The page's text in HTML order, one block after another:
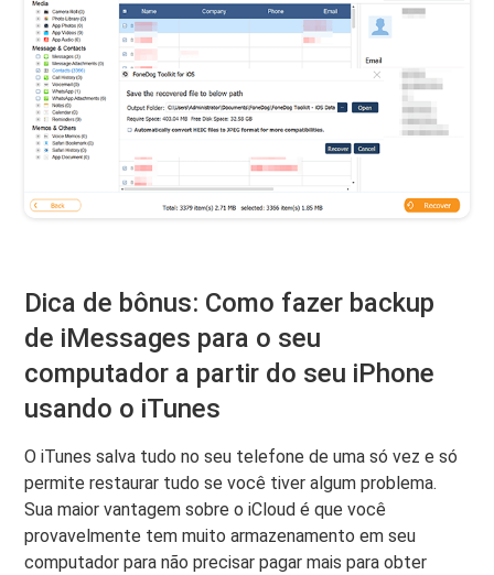
Dica de bônus: Como fazer backup
de iMessages para o seu
computador a partir do seu iPhone
usando o iTunes
O iTunes salva tudo no seu telefone de uma só vez e só
permite restaurar tudo se você tiver algum problema.
Sua maior vantagem sobre o iCloud é que você
provavelmente tem muito armazenamento em seu
computador para não precisar pagar mais para obter